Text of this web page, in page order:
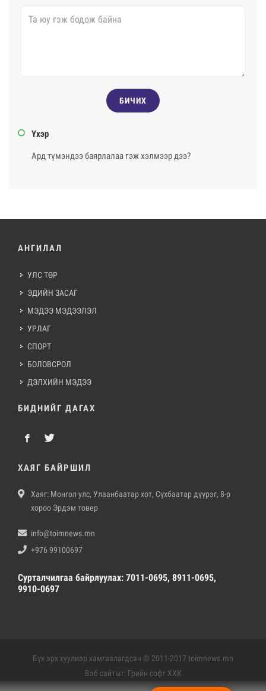
БИЧИХ
Үхэр
Ард түмэндээ баярлалаа гэж хэлмээр дээ?
АНГИЛАЛ
УЛС ТӨР
ЭДИЙН ЗАСАГ
МЭДЭЭ МЭДЭЭЛЭЛ
УРЛАГ
СПОРТ
БОЛОВСРОЛ
ДЭЛХИЙН МЭДЭЭ
БИДНИЙГ ДАГАХ
ХАЯГ БАЙРШИЛ
Хаяг: Монгол улс, Улаанбаатар хот, Сүхбаатар дүүрэг, 8-р
хороо Эрдэм товер
info@toimnews.mn
+976 99100697
Сурталчилгаа байрлуулах: 7011-0695, 8911-0695,
9910-0697
Бүх эрх хуулиар хамгаалагдсан © 2011-2017 toimnews.mn
Вэб сайтыг: Грийн софт ХХК